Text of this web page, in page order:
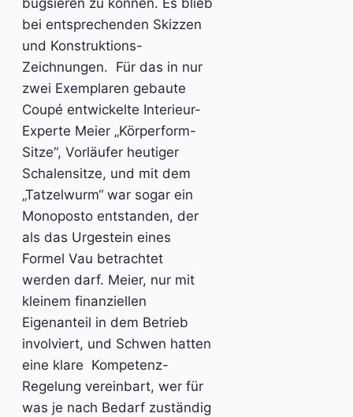
bugsieren zu können. Es blieb
bei entsprechenden Skizzen
und Konstruktions-
Zeichnungen. Für das in nur
zwei Exemplaren gebaute
Coupé entwickelte Interieur-
Experte Meier „Körperform-
Sitze“, Vorläufer heutiger
Schalensitze, und mit dem
„Tatzelwurm“ war sogar ein
Monoposto entstanden, der
als das Urgestein eines
Formel Vau betrachtet
werden darf. Meier, nur mit
kleinem finanziellen
Eigenanteil in dem Betrieb
involviert, und Schwen hatten
eine klare Kompetenz-
Regelung vereinbart, wer für
was je nach Bedarf zuständig